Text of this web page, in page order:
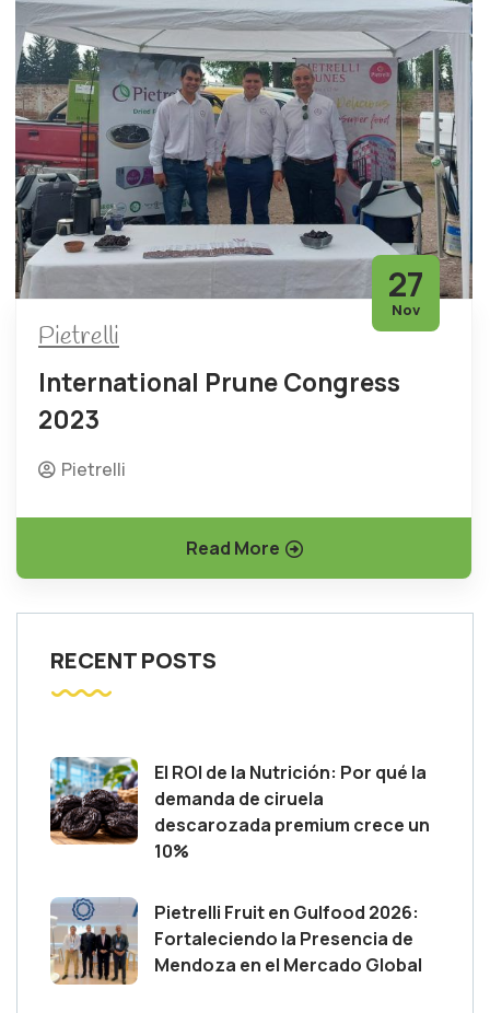
27
Nov
Pietrelli
International Prune Congress
2023
Pietrelli
Read More
RECENT POSTS
El ROI de la Nutrición: Por qué la
demanda de ciruela
descarozada premium crece un
10%
Pietrelli Fruit en Gulfood 2026:
Fortaleciendo la Presencia de
Mendoza en el Mercado Global